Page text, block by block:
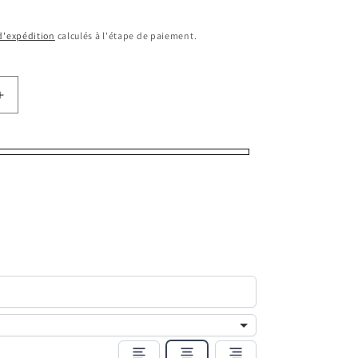
calculés à l'étape de paiement.
Augmenter